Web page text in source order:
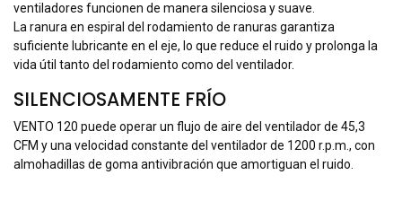
ventiladores funcionen de manera silenciosa y suave.
La ranura en espiral del rodamiento de ranuras garantiza
suficiente lubricante en el eje, lo que reduce el ruido y prolonga la
vida útil tanto del rodamiento como del ventilador.
SILENCIOSAMENTE FRÍO
VENTO 120 puede operar un flujo de aire del ventilador de 45,3
CFM y una velocidad constante del ventilador de 1200 r.p.m., con
almohadillas de goma antivibración que amortiguan el ruido.